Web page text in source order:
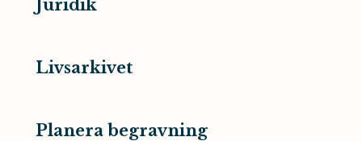
Juridik
Livsarkivet
Planera begravning